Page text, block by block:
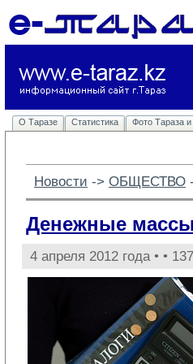
О Таразе Статистика Фото Тараза и
Новости -> ОБЩЕСТВО
Денежные массы
4 апреля 2012 года • •